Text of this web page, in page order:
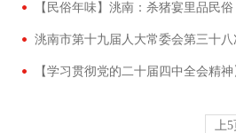
【民俗年味】洮南：杀猪宴里品民
洮南市第十九届人大常委会第三十
【学习贯彻党的二十届四中全会精
上5